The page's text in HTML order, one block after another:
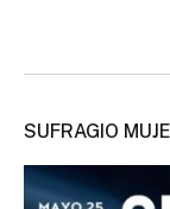
SUFRAGIO